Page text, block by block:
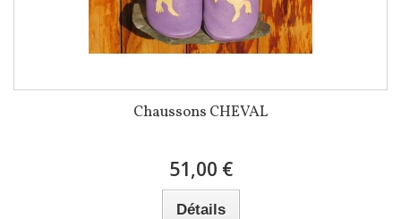
Chaussons CHEVAL
51,00 €
Détails